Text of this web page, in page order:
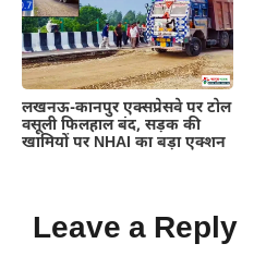
लखनऊ-कानपुर एक्सप्रेसवे पर टोल
वसूली फिलहाल बंद, सड़क की
खामियों पर NHAI का बड़ा एक्शन
Leave a Reply